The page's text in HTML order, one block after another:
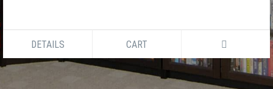
DETAILS CART